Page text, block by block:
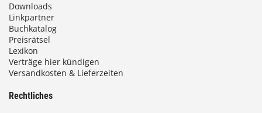
Downloads
Linkpartner
Buchkatalog
Preisrätsel
Lexikon
Verträge hier kündigen
Versandkosten & Lieferzeiten
Rechtliches